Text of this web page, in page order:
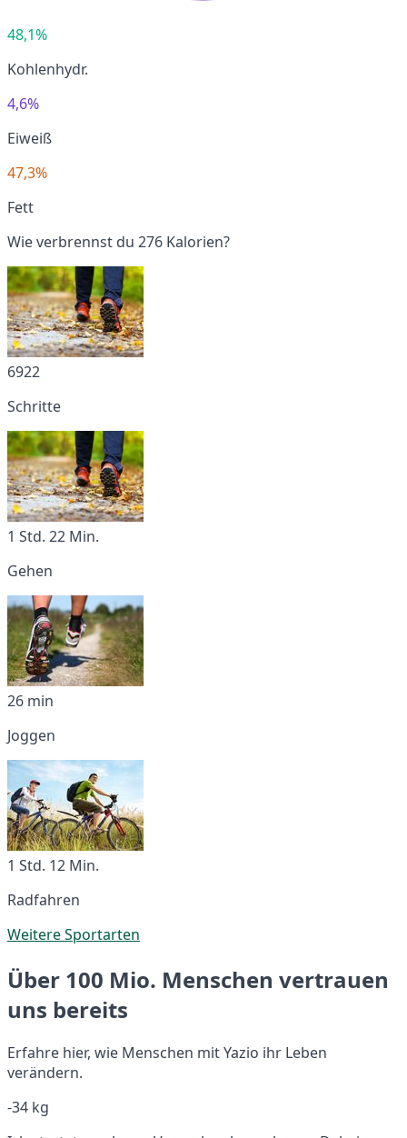
48,1%
Kohlenhydr.
4,6%
Eiweiß
47,3%
Fett
Wie verbrennst du 276 Kalorien?
6922
Schritte
1 Std. 22 Min.
Gehen
26 min
Joggen
1 Std. 12 Min.
Radfahren
Weitere Sportarten
Über 100 Mio. Menschen vertrauen
uns bereits
Erfahre hier, wie Menschen mit Yazio ihr Leben
verändern.
-34 kg